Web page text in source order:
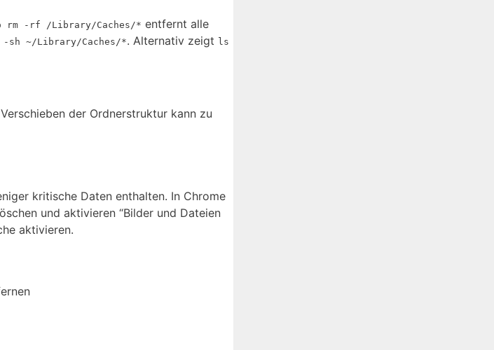
rm -rf /Library/Caches/* entfernt alle
-sh ~/Library/Caches/*. Alternativ zeigt ls
der Ordnerstruktur kann zu
kritische Daten enthalten. In Chrome
und aktivieren “Bilder und Dateien
aktivieren.